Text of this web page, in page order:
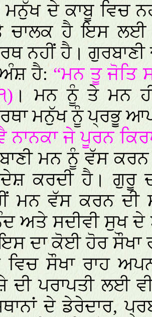
ਦੇ ਕਾਬੂ ਵਿਚ
ਚਾਲਕ ਹੈ ਇਸ ਲਈ
ਨਹੀਂ ਹੈ।
ਅੰਸ਼ ਹੈ:“ਮਨ ਤੂ ਜੋਤਿ
। ਮਨ ਨੂੰ ਤੇ ਮਨ
ਮਨੁੱਖ ਨੂੰ ਪ੍ਰਭੂ
ਜੇ ਪੂਰਨ
ਮਨ ਨੂੰ ਵੱਸ
ਕਰਦੀ ਹੈ। ਗੁਰੂ
ਮਨ ਵੱਸ ਕਰਨ ਦੀ
ਅਤੇ ਸਦੀਵੀ ਸੁਖ ਦੇ
ਦਾ ਕੋਈ ਹੋਰ ਸੌਖਾ
ਵਿਚ ਸੌਖਾ ਰਾਹ
ਪਰਾਪਤੀ ਲਈ
ਦੇ ਡੇਰੇਦਾਰ,